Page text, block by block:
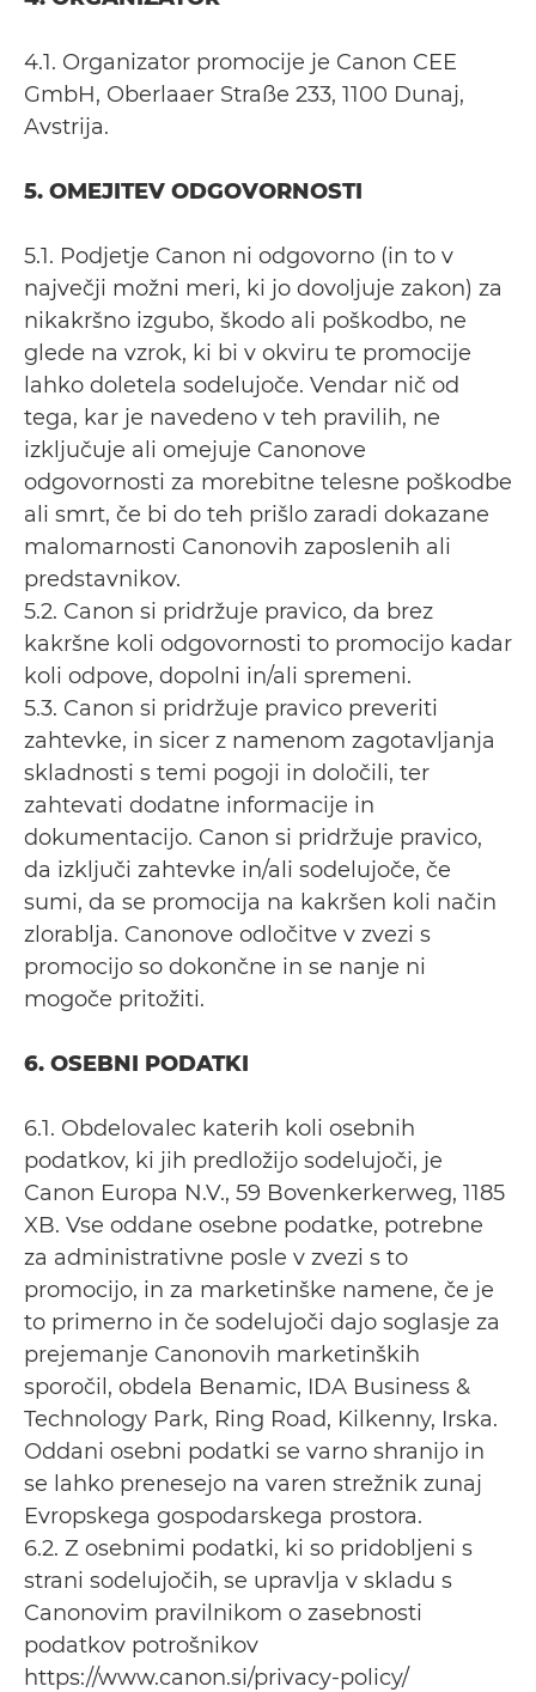
4.1. Organizator promocije je Canon CEE
GmbH, Oberlaaer Straße 233, 1100 Dunaj,
Avstrija.
5. OMEJITEV ODGOVORNOSTI
5.1. Podjetje Canon ni odgovorno (in to v
največji možni meri, ki jo dovoljuje zakon) za
nikakršno izgubo, škodo ali poškodbo, ne
glede na vzrok, ki bi v okviru te promocije
lahko doletela sodelujoče. Vendar nič od
tega, kar je navedeno v teh pravilih, ne
izključuje ali omejuje Canonove
odgovornosti za morebitne telesne poškodbe
ali smrt, če bi do teh prišlo zaradi dokazane
malomarnosti Canonovih zaposlenih ali
predstavnikov.
5.2. Canon si pridržuje pravico, da brez
kakršne koli odgovornosti to promocijo kadar
koli odpove, dopolni in/ali spremeni.
5.3. Canon si pridržuje pravico preveriti
zahtevke, in sicer z namenom zagotavljanja
skladnosti s temi pogoji in določili, ter
zahtevati dodatne informacije in
dokumentacijo. Canon si pridržuje pravico,
da izključi zahtevke in/ali sodelujoče, če
sumi, da se promocija na kakršen koli način
zlorablja. Canonove odločitve v zvezi s
promocijo so dokončne in se nanje ni
mogoče pritožiti.
6. OSEBNI PODATKI
6.1. Obdelovalec katerih koli osebnih
podatkov, ki jih predložijo sodelujoči, je
Canon Europa N.V., 59 Bovenkerkerweg, 1185
XB. Vse oddane osebne podatke, potrebne
za administrativne posle v zvezi s to
promocijo, in za marketinške namene, če je
to primerno in če sodelujoči dajo soglasje za
prejemanje Canonovih marketinških
sporočil, obdela Benamic, IDA Business &
Technology Park, Ring Road, Kilkenny, Irska.
Oddani osebni podatki se varno shranijo in
se lahko prenesejo na varen strežnik zunaj
Evropskega gospodarskega prostora.
6.2. Z osebnimi podatki, ki so pridobljeni s
strani sodelujočih, se upravlja v skladu s
Canonovim pravilnikom o zasebnosti
podatkov potrošnikov
https://www.canon.si/privacy-policy/